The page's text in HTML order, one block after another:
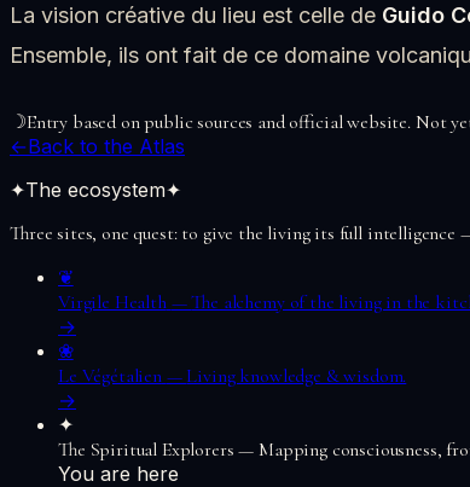
La vision créative du lieu est celle de Guido
Ensemble, ils ont fait de ce domaine
☽Entry based on public sources and official website. Not
←Back to the Atlas
✦The ecosystem✦
Three sites, one quest: to give the living its full
❦
Virgile Health —The alchemy of the living in the
→
❀
Le Végétalien — Living knowledge & wisdom.
→
✦
The Spiritual Explorers — Mapping consciousness,
You are here